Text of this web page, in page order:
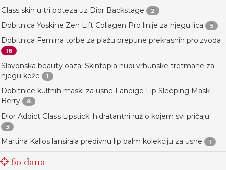
Glass skin u tri poteza uz Dior Backstage 2
Dobitnica Yoskine Zen Lift Collagen Pro linije za njegu lica 5
Dobitnica Femina torbe za plažu prepune prekrasnih proizvoda
16
Slavonska beauty oaza: Skintopia nudi vrhunske tretmane za
njegu kože
1
Dobitnice kultnih maski za usne Laneige Lip Sleeping Mask
Berry
8
Dior Addict Glass Lipstick: hidratantni ruž o kojem svi pričaju
3
Martina Kallos lansirala predivnu lip balm kolekciju za usne 1
60 dana